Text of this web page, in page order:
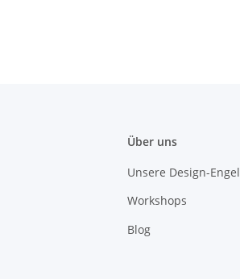
Über uns
Unsere Design-Engel
Workshops
Blog